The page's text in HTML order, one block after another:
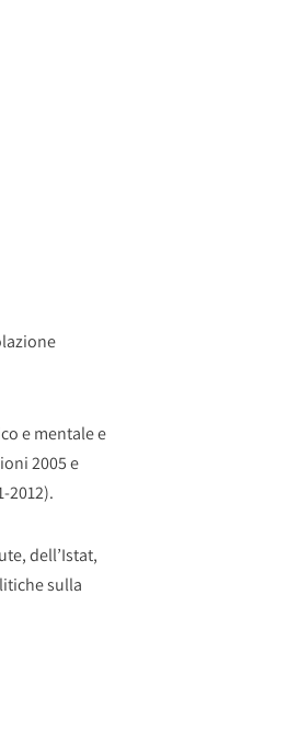
e mentale e
2005 e
dell’Istat,
sulla